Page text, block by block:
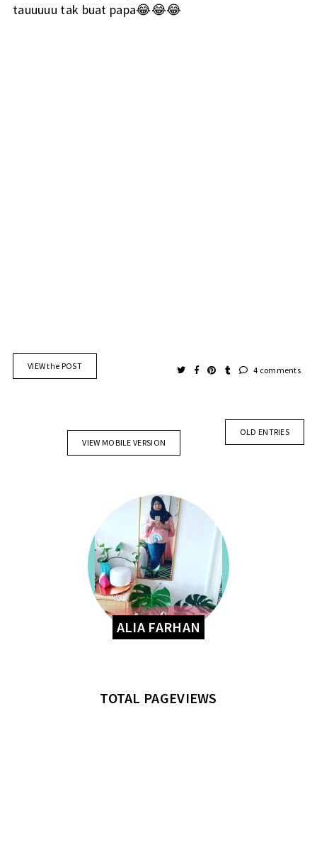
tauuuuu tak buat papa😂😂😂
VIEW the POST 4 comments
OLD ENTRIES
VIEW MOBILE VERSION
ALIA FARHAN
TOTAL PAGEVIEWS